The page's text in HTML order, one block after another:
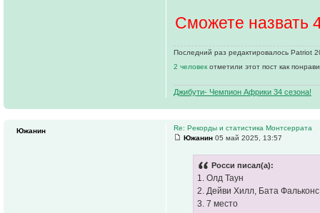
Сможете назвать
Последний раз редактировалось Patriot
2 человек отметили этот пост как
Джибути- Чемпион Африки 34 сезона!
Re: Рекорды и статистика Монтсеррата
Южанин 05 май 2025, 13:57
Росси писал(а):
1. Олд Таун
2. Дейви Хилл, Бата
3. 7 место
Южанин